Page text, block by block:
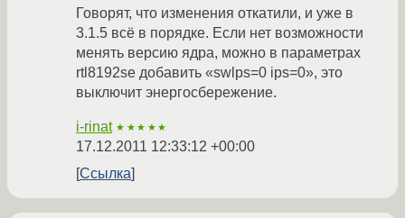
Говорят, что изменения откатили, и уже в
3.1.5 всё в порядке. Если нет возможности
менять версию ядра, можно в параметрах
rtl8192se добавить «swlps=0 ips=0», это
выключит энергосбережение.
i-rinat ★★★★★
17.12.2011 12:33:12 +00:00
Ссылка